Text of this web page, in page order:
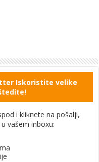
Iskoristite velike
i kliknete na pošalji,
vašem inboxu: